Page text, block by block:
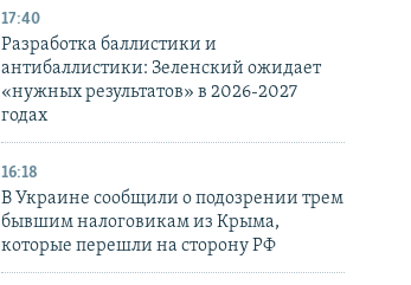
17:40
Разработка баллистики и
антибаллистики: Зеленский ожидает
«нужных результатов» в 2026-2027
годах
16:18
В Украине сообщили о подозрении трем
бывшим налоговикам из Крыма,
которые перешли на сторону РФ